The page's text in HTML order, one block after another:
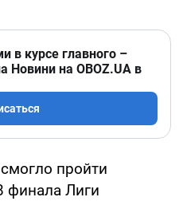
в курсе главного –
Новини на OBOZ.UA в
пройти
финала Лиги